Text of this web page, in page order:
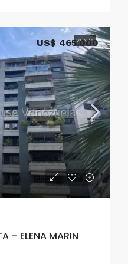
VENTA
– ELENA MARIN
US$ 465,000